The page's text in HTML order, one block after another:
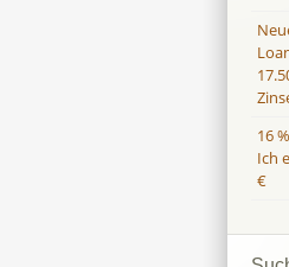
16
Ich
€